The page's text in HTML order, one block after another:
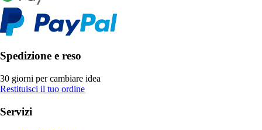
Spedizione e reso
30 giorni per cambiare idea
Restituisci il tuo ordine
Servizi